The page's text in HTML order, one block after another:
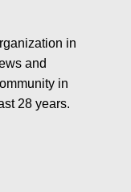
in
and
in
28 years.